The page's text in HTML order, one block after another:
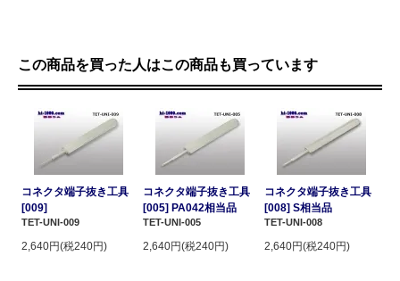
この商品を買った人はこの商品も買っています
コネクタ端子抜き工具
[009]
TET-UNI-009
2,640円(税240円)
コネクタ端子抜き工具
[005] PA042相当品
TET-UNI-005
2,640円(税240円)
コネクタ端子抜き工具
[008] S相当品
TET-UNI-008
2,640円(税240円)